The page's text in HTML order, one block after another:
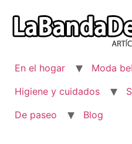
contenido
En el hogar Moda
Higiene y cuidados
De paseo
Blog